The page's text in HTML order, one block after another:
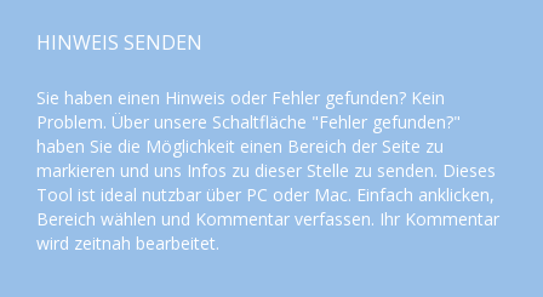
HINWEIS SENDEN
Sie haben einen Hinweis oder Fehler gefunden? Kein
Problem. Über unsere Schaltfläche "Fehler gefunden?"
haben Sie die Möglichkeit einen Bereich der Seite zu
markieren und uns Infos zu dieser Stelle zu senden. Dieses
Tool ist ideal nutzbar über PC oder Mac. Einfach anklicken,
Bereich wählen und Kommentar verfassen. Ihr Kommentar
wird zeitnah bearbeitet.